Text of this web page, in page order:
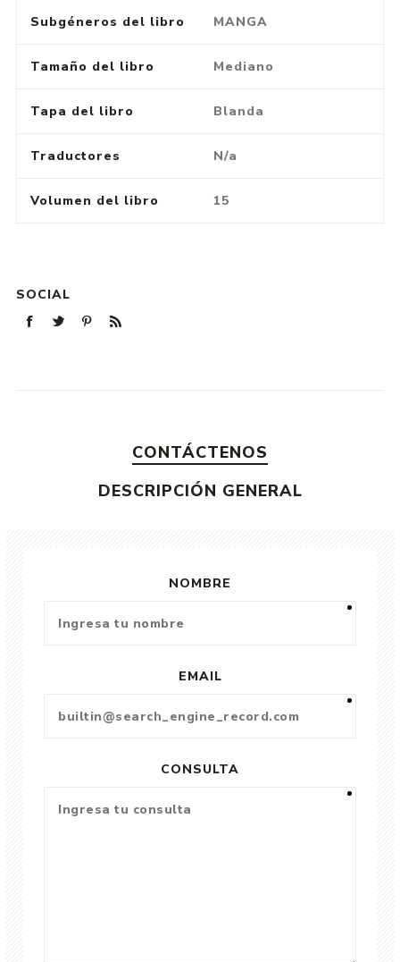
Subgéneros del libro MANGA
Tamaño del libro Mediano
Tapa del libro Blanda
Traductores N/a
Volumen del libro 15
SOCIAL
CONTÁCTENOS
DESCRIPCIÓN GENERAL
NOMBRE
EMAIL
CONSULTA